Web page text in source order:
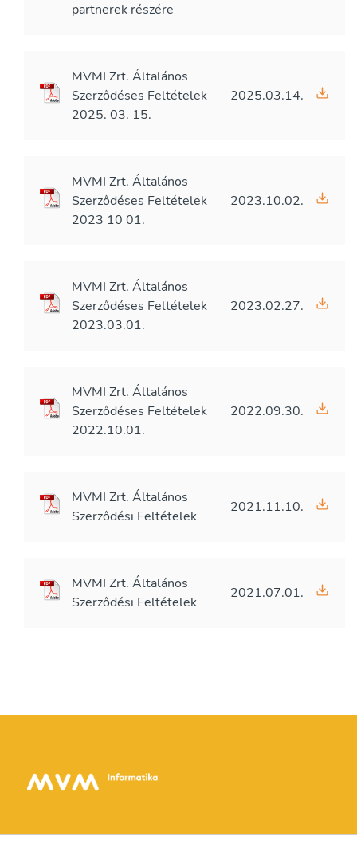
partnerek részére
MVMI Zrt. Általános
Szerződéses Feltételek
2025. 03. 15.
2025.03.14.
MVMI Zrt. Általános
Szerződéses Feltételek
2023 10 01.
2023.10.02.
MVMI Zrt. Általános
Szerződéses Feltételek
2023.03.01.
2023.02.27.
MVMI Zrt. Általános
Szerződéses Feltételek
2022.10.01.
2022.09.30.
MVMI Zrt. Általános
Szerződési Feltételek
2021.11.10.
MVMI Zrt. Általános
Szerződési Feltételek
2021.07.01.